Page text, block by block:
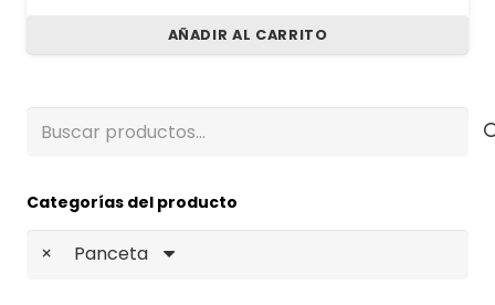
AÑADIR AL CARRITO
Buscar
Categorías del producto
× Panceta